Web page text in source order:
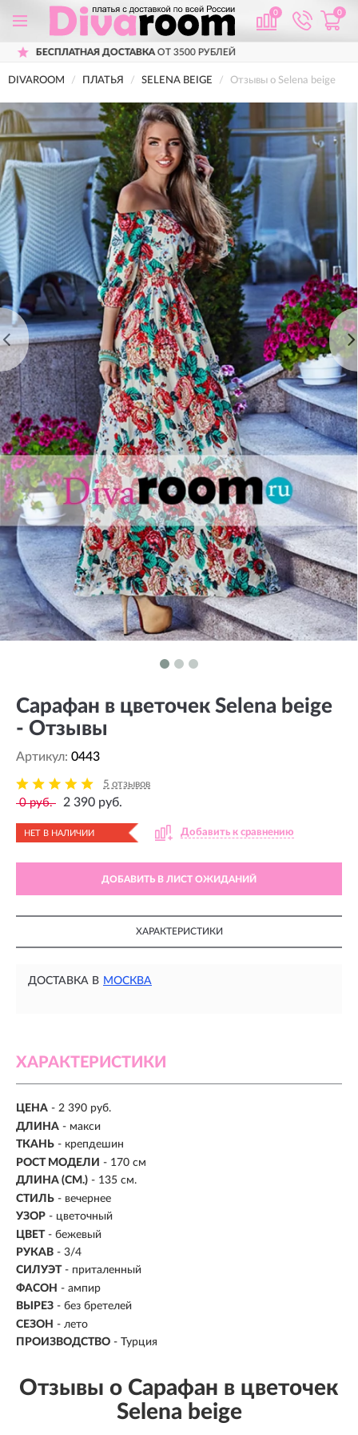
0 0
ОТ 3500 РУБЛЕЙ
DIVAROOM ПЛАТЬЯ SELENA BEIGE Отзывы о Selena beige
Сарафан в цветочек Selena beige
- Отзывы
Артикул: 0443
5 отзывов
0 руб. 2 390 руб.
НЕТ В НАЛИЧИИ Добавить к сравнению
ДОБАВИТЬ В ЛИСТ ОЖИДАНИЙ
ХАРАКТЕРИСТИКИ
ДОСТАВКА В МОСКВА
ХАРАКТЕРИСТИКИ
ЦЕНА - 2 390 руб.
ДЛИНА - макси
ТКАНЬ - крепдешин
РОСТ МОДЕЛИ - 170 см
ДЛИНА (СМ.) - 135 см.
СТИЛЬ - вечернее
УЗОР - цветочный
ЦВЕТ - бежевый
РУКАВ - 3/4
СИЛУЭТ - приталенный
ФАСОН - ампир
ВЫРЕЗ - без бретелей
СЕЗОН - лето
ПРОИЗВОДСТВО - Турция
Отзывы о Сарафан в цветочек
Selena beige